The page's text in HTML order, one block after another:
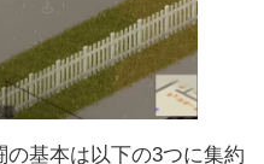
基本は以下の3つに集約